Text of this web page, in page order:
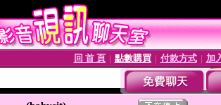
回 首 頁 點數購買│ 付款方式│ 加